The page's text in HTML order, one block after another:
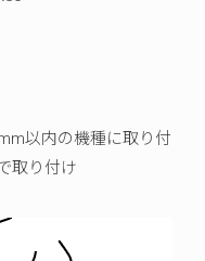
以内の機種に取り付
取り付け